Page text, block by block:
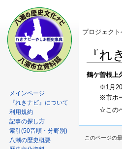
『
鶴ケ曽根上
※1月
※市ホ
☆この
プロジェクト
メインページ
『れきナビ』について
利用規約
記事の探し方
索引(50音順・分野別)
八潮の歴史概要
このページの